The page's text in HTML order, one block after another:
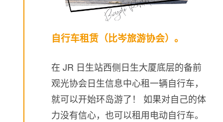
自行车租赁（比岑旅游协会）。
在 JR 日生站西侧日生大厦底层的备前
观光协会日生信息中心租一辆自行车，
就可以开始环岛游了！ 如果对自己的体
力没有信心，也可以租用电动自行车。